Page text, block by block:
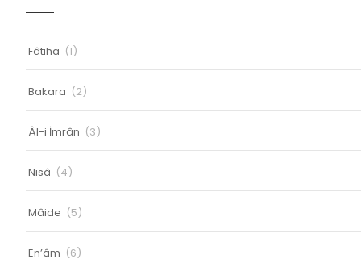
Fâtiha (1)
Bakara (2)
Âl-i İmrân (3)
Nisâ (4)
Mâide (5)
En’âm (6)